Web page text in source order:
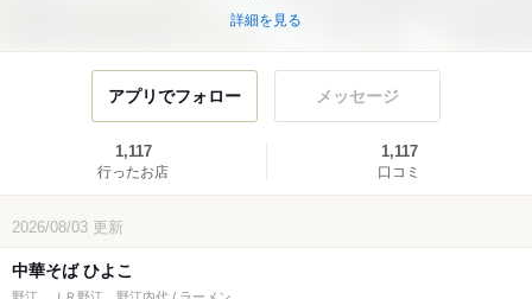
詳細を見る
アプリでフォロー メッセージ
1,117
行ったお店
1,117
口コミ
2026/08/03 更新
中華そば ひよこ